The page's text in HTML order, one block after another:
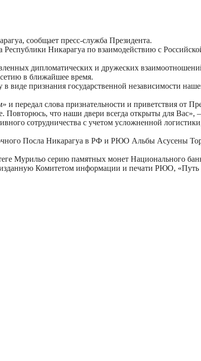
сообщает пресс-служба Президента.
Никарагуа по взаимодействию с
дипломатических и дружеских
в ближайшее время.
признания государственной независимости
передал слова признательности и приветствия от
что наши двери всегда открыты для Вас», –
сотрудничества с учетом усложненной
Посла Никарагуа в РФ и РЮО Альбы Асусены
Мурильо серию памятных монет Национального
Комитетом информации и печати РЮО,